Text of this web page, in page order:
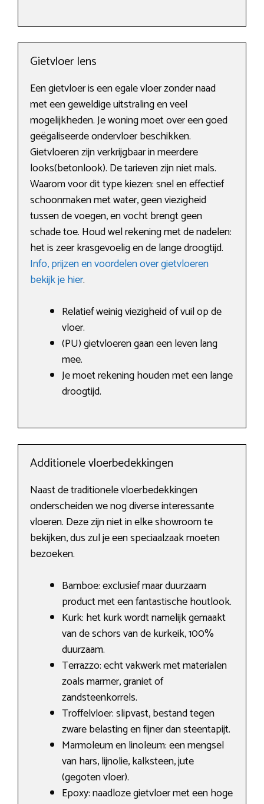
Gietvloer Iens
Een gietvloer is een egale vloer zonder naad
met een geweldige uitstraling en veel
mogelijkheden. Je woning moet over een goed
geëgaliseerde ondervloer beschikken.
Gietvloeren zijn verkrijgbaar in meerdere
looks(betonlook). De tarieven zijn niet mals.
Waarom voor dit type kiezen: snel en effectief
schoonmaken met water, geen viezigheid
tussen de voegen, en vocht brengt geen
schade toe. Houd wel rekening met de nadelen:
het is zeer krasgevoelig en de lange droogtijd.
Info, prijzen en voordelen over gietvloeren
bekijk je hier.
Relatief weinig viezigheid of vuil op de
vloer.
(PU) gietvloeren gaan een leven lang
mee.
Je moet rekening houden met een lange
droogtijd.
Additionele vloerbedekkingen
Naast de traditionele vloerbedekkingen
onderscheiden we nog diverse interessante
vloeren. Deze zijn niet in elke showroom te
bekijken, dus zul je een speciaalzaak moeten
bezoeken.
Bamboe: exclusief maar duurzaam
product met een fantastische houtlook.
Kurk: het kurk wordt namelijk gemaakt
van de schors van de kurkeik, 100%
duurzaam.
Terrazzo: echt vakwerk met materialen
zoals marmer, graniet of
zandsteenkorrels.
Troffelvloer: slipvast, bestand tegen
zware belasting en fijner dan steentapijt.
Marmoleum en linoleum: een mengsel
van hars, lijnolie, kalksteen, jute
(gegoten vloer).
Epoxy: naadloze gietvloer met een hoge